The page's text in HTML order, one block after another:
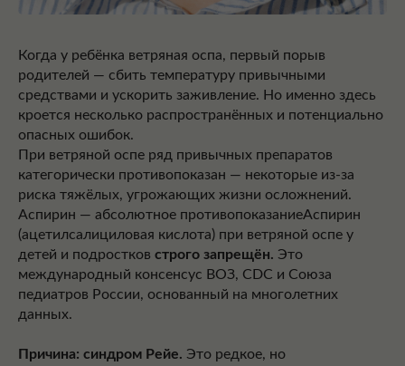
Когда у ребёнка ветряная оспа, первый порыв
родителей — сбить температуру привычными
средствами и ускорить заживление. Но именно здесь
кроется несколько распространённых и потенциально
опасных ошибок.
При ветряной оспе ряд привычных препаратов
категорически противопоказан — некоторые из-за
риска тяжёлых, угрожающих жизни осложнений.
Аспирин — абсолютное противопоказаниеАспирин
(ацетилсалициловая кислота) при ветряной оспе у
детей и подростков строго запрещён. Это
международный консенсус ВОЗ, CDC и Союза
педиатров России, основанный на многолетних
данных.
Причина: синдром Рейе. Это редкое, но